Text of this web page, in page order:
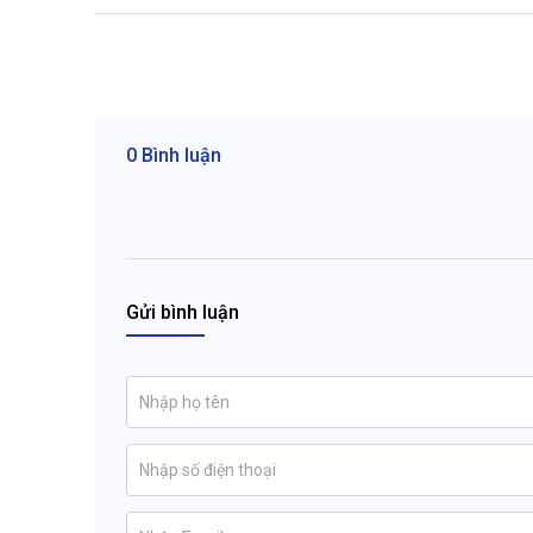
0 Bình luận
Gửi bình luận